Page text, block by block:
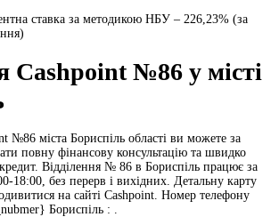
ставка за методикою НБУ – 226,23% (за
Cashpoint №86 у місті
№86 міста Бориспіль області ви можете за
повну фінансову консультацію та швидко
Відділення № 86 в Бориспіль працює за
18:00, без перерв і вихідних. Детальну карту
на сайті Cashpoint. Номер телефону
Бориспіль : .